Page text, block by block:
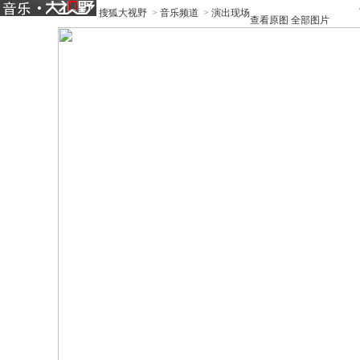
搜狐大视野 > 音乐频道 > 演出现场
查看原图 全部图片